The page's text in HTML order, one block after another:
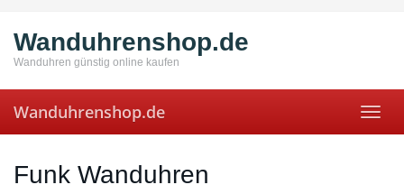
main
content
Wanduhrenshop.de
Wanduhren günstig online kaufen
Wanduhrenshop.de
Funk Wanduhren